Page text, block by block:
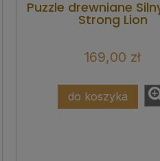
Puzzle drewniane
Strong Lion
169,00 zł
do koszyka